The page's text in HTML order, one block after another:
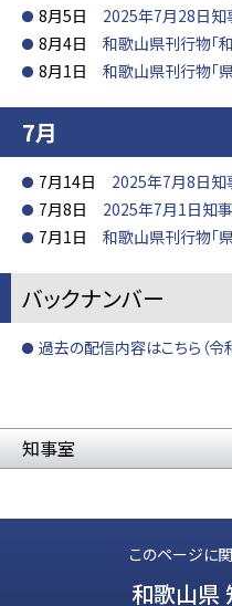
8月5日 2025年7月28日知
8月4日 和歌山県刊行物「
8月1日 和歌山県刊行物「
7月
7月14日 2025年7月8日知
7月8日 2025年7月1日知
7月1日 和歌山県刊行物「
バックナンバー
過去の配信内容はこちら（令
知事室
このページに
和歌山県